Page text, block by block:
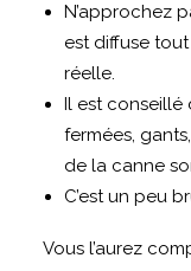
N’approchez
est diffuse
réelle.
Il est conseillé
fermées,
de la canne
C’est un peu
Vous l’aurez